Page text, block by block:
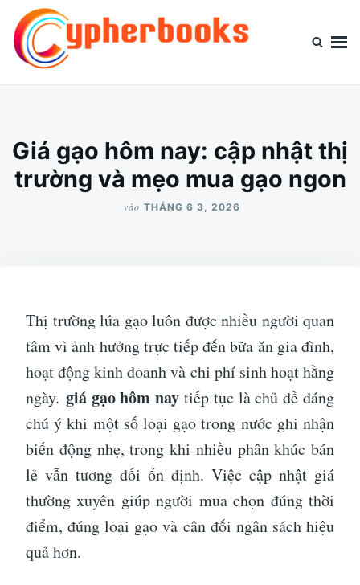
Nhảy
đến
nội
Tìm
kiếm
cho:
Giá gạo hôm nay: cập nhật thị
trường và mẹo mua gạo ngon
vào THÁNG 6 3, 2026
Thị trường lúa gạo luôn được nhiều người quan
tâm vì ảnh hưởng trực tiếp đến bữa ăn gia đình,
hoạt động kinh doanh và chi phí sinh hoạt hằng
ngày. giá gạo hôm nay tiếp tục là chủ đề đáng
chú ý khi một số loại gạo trong nước ghi nhận
biến động nhẹ, trong khi nhiều phân khúc bán
lẻ vẫn tương đối ổn định. Việc cập nhật giá
thường xuyên giúp người mua chọn đúng thời
điểm, đúng loại gạo và cân đối ngân sách hiệu
quả hơn.